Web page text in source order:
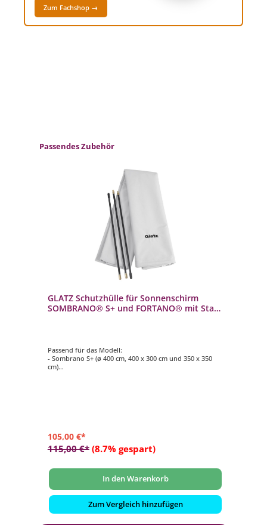
Zum Fachshop →
Produktgalerie überspringen
Passendes Zubehör
GLATZ Schutzhülle für Sonnenschirm
SOMBRANO® S+ und FORTANO® mit Stab
Passend für das Modell:
- Sombrano S+ (ø 400 cm, 400 x 300 cm und 350 x 350
cm)
105,00 €*
115,00 €* (8.7% gespart)
In den Warenkorb
Zum Vergleich hinzufügen